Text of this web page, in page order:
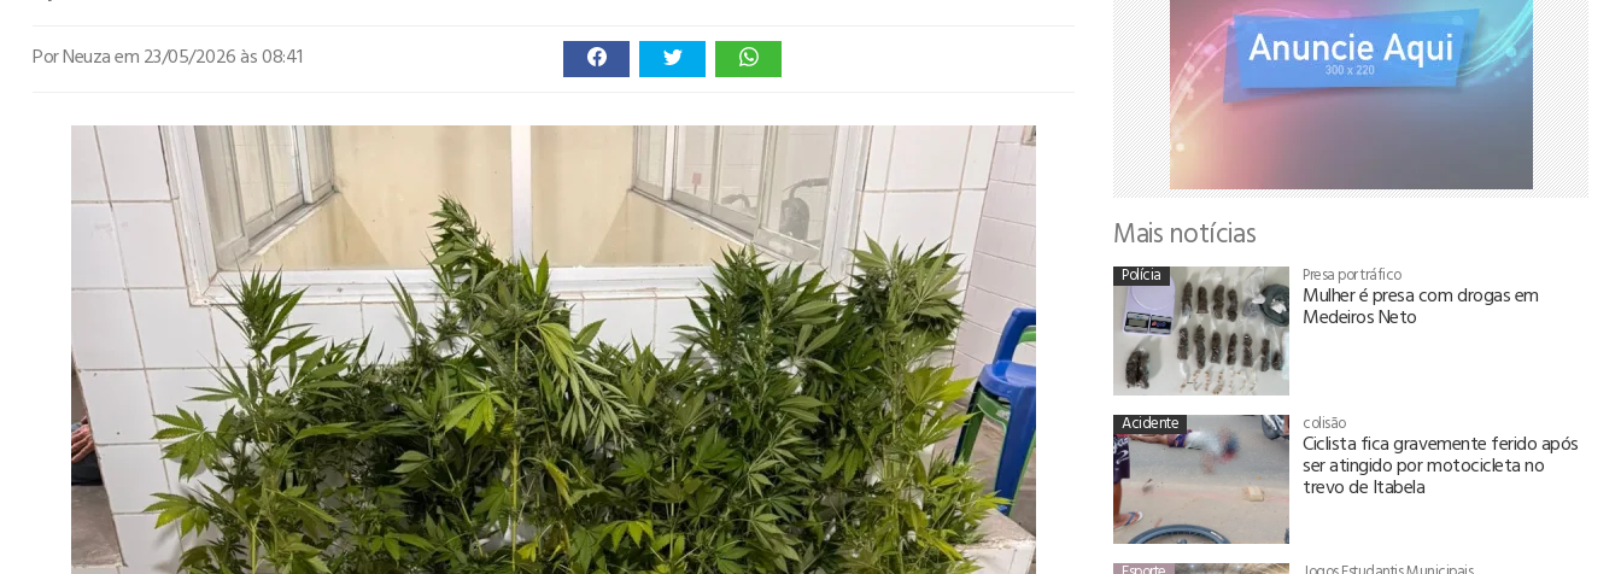
Por Neuzaem 23/05/2026 às 08:41
Mais notícias
Polícia Presa por tráfico
Mulher é presa com drogas em
Medeiros Neto
Acidente colisão
Ciclista fica gravemente ferido após
ser atingido por motocicleta no
trevo de Itabela